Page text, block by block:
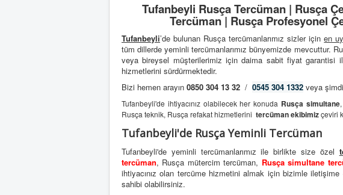
Tufanbeyli Rusça Tercüman | Rusça
Tercüman | Rusça Profesyonel
Tufanbeyli’de bulunan Rusça tercümanlarımız sizler içinen
tüm dillerde yeminli tercümanlarımız bünyemizde mevcuttur.
veya bireysel müşterilerimiz için daima sabit fiyat
hizmetlerini sürdürmektedir.
Bizi hemen arayın 0850 304 13 32 / 0545 304 1332 veya
Tufanbeyli'de ihtiyacınız olabilecek her konuda Rusça simultane
Rusça teknik, Rusça refakat hizmetlerini tercüman ekibimizçeviri
Tufanbeyli'de Rusça Yeminli Tercüman
Tufanbeyli'de yeminli tercümanlarımız ile birlikte size özel
tercüman, Rusça mütercim tercüman, Rusça simultane
ihtiyacınız olan tercüme hizmetini almak için bizimle
sahibi olabilirsiniz.